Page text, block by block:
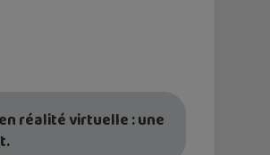
réalité virtuelle : une